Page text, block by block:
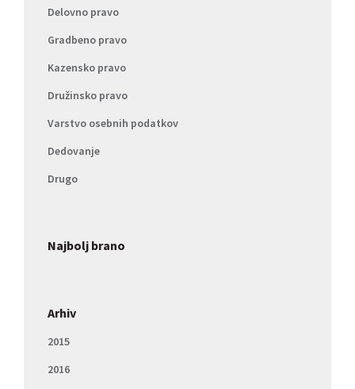
Delovno pravo
Gradbeno pravo
Kazensko pravo
Družinsko pravo
Varstvo osebnih podatkov
Dedovanje
Drugo
Najbolj brano
Arhiv
2015
2016